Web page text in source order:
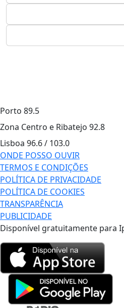
Porto 89.5
Zona Centro e Ribatejo 92.8
Lisboa 96.6 / 103.0
ONDE POSSO OUVIR
TERMOS E CONDIÇÕES
POLÍTICA DE PRIVACIDADE
POLÍTICA DE COOKIES
TRANSPARÊNCIA
PUBLICIDADE
Disponível gratuitamente para